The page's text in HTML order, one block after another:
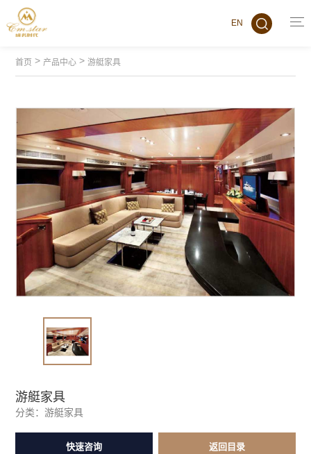
EN
首页 > 产品中心 >游艇家具
游艇家具
分类： 游艇家具
快速咨询 返回目录